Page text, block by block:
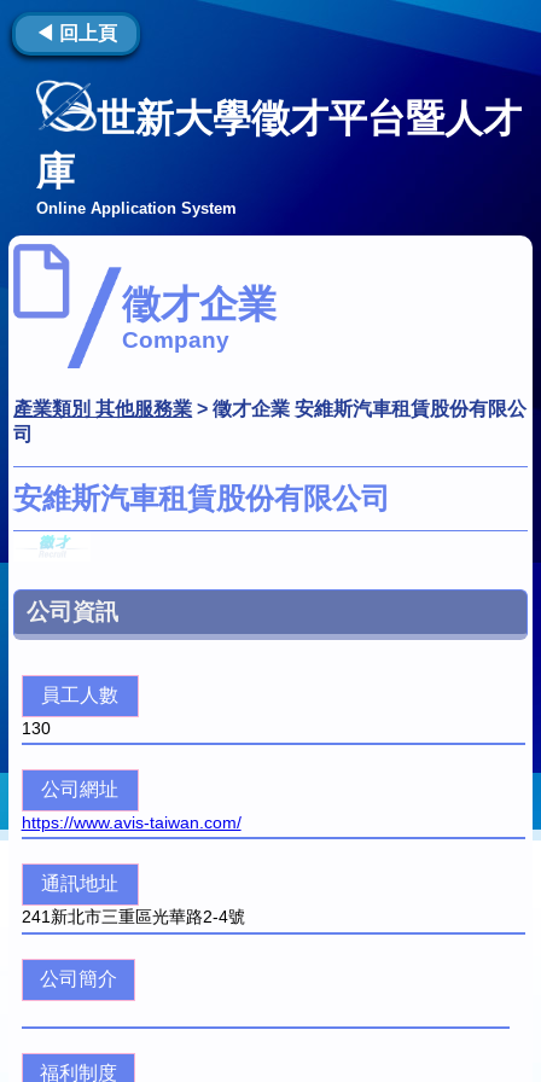
◀ 回上頁
世新大學徵才平台暨人才
庫
Online Application System
徵才企業
Company
產業類別 其他服務業 >徵才企業 安維斯汽車租賃股份有限公
司
安維斯汽車租賃股份有限公司
公司資訊
員工人數
130
公司網址
https://www.avis-taiwan.com/
通訊地址
241 新北市三重區光華路2-4號
公司簡介
福利制度